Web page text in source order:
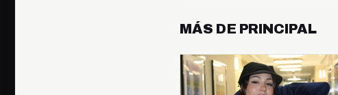
MÁS DE PRINCIPAL